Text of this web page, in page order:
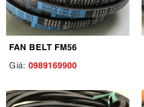
FAN BELT FM56
Giá: 0989169900